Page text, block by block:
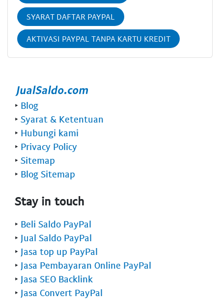
SYARAT DAFTAR PAYPAL
AKTIVASI PAYPAL TANPA KARTU KREDIT
‣ Blog
‣ Syarat & Ketentuan
‣ Hubungi kami
‣ Privacy Policy
‣ Sitemap
‣ Blog Sitemap
Stay in touch
‣ Beli Saldo PayPal
‣ Jual Saldo PayPal
‣ Jasa top up PayPal
‣ Jasa Pembayaran Online PayPal
‣ Jasa SEO Backlink
‣ Jasa Convert PayPal